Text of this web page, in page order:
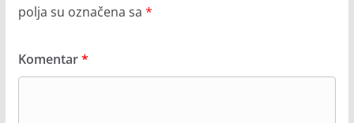
polja su označena sa *
Komentar*